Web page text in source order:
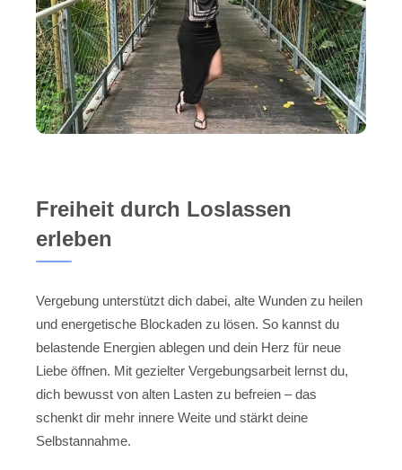
Freiheit durch Loslassen
erleben
Vergebung unterstützt dich dabei, alte Wunden zu heilen
und energetische Blockaden zu lösen. So kannst du
belastende Energien ablegen und dein Herz für neue
Liebe öffnen. Mit gezielter Vergebungsarbeit lernst du,
dich bewusst von alten Lasten zu befreien – das
schenkt dir mehr innere Weite und stärkt deine
Selbstannahme.